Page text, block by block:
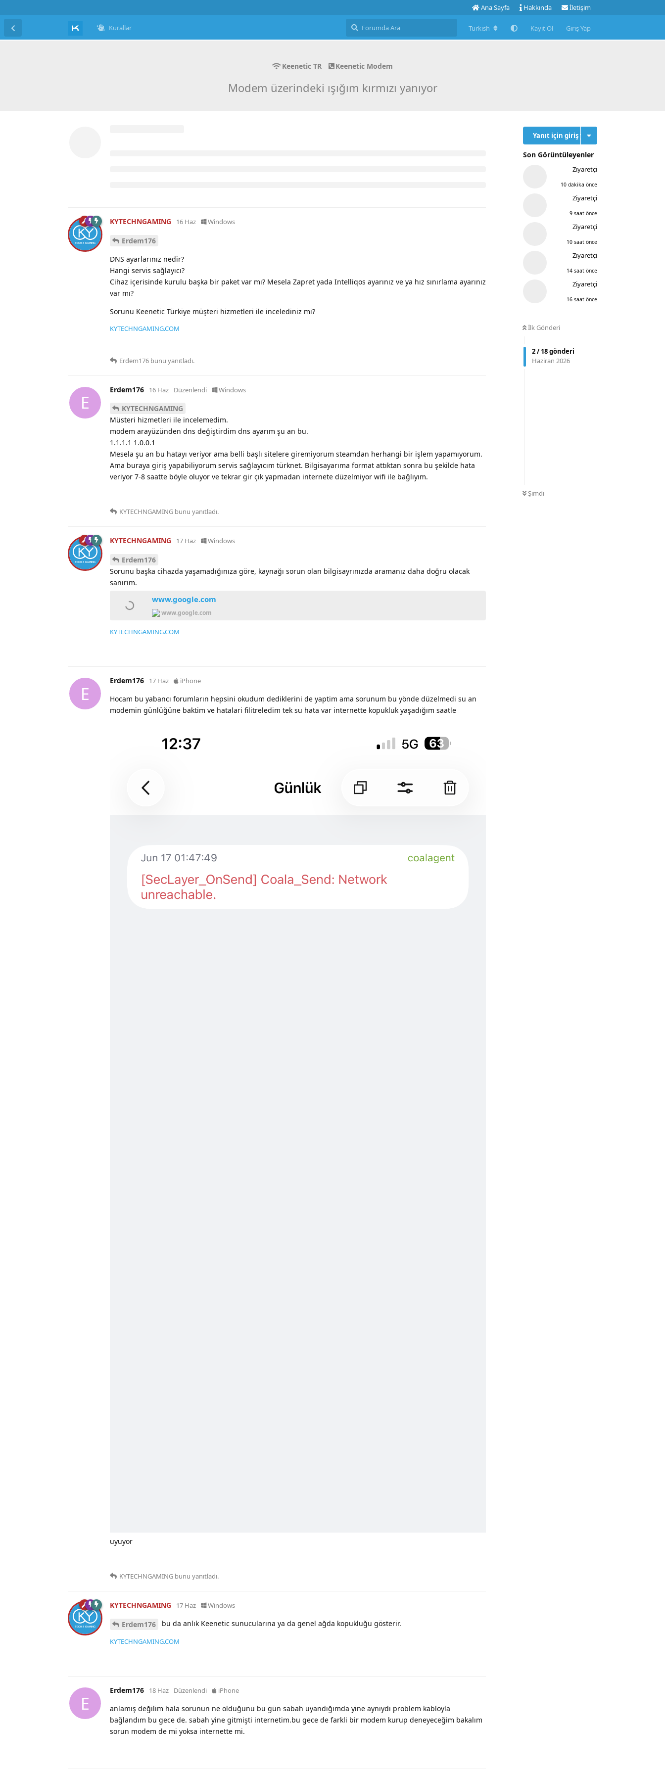
Ana Sayfa Hakkında İletişim
Kurallar Turkish Kayıt Ol Giriş Yap
Keenetic TR Keenetic Modem
Modem üzerindeki ışığım kırmızı yanıyor
Yanıt için giriş yap
Son Görüntüleyenler
Ziyaretçi
10 dakika önce
Ziyaretçi
9 saat önce
Ziyaretçi
10 saat önce
Ziyaretçi
14 saat önce
Ziyaretçi
16 saat önce
İlk Gönderi
2/18gönderi
Haziran 2026
Şimdi
KYTECHNGAMING 16 Haz Windows
Erdem176
DNS ayarlarınız nedir?
Hangi servis sağlayıcı?
Cihaz içerisinde kurulu başka bir paket var mı? Mesela Zapret yada Intelliqos ayarınız ve ya hız sınırlama ayarınız
var mı?
Sorunu Keenetic Türkiye müşteri hizmetleri ile incelediniz mi?
KYTECHNGAMING.COM
Erdem176 bunu yanıtladı.
E
Erdem176 16 Haz Düzenlendi Windows
KYTECHNGAMING
Müsteri hizmetleri ile incelemedim.
modem arayüzünden dns değiştirdim dns ayarım şu an bu.
1.1.1.1 1.0.0.1
Mesela şu an bu hatayı veriyor ama belli başlı sitelere giremiyorum steamdan herhangi bir işlem yapamıyorum.
Ama buraya giriş yapabiliyorum servis sağlayıcım türknet. Bilgisayarıma format attıktan sonra bu şekilde hata
veriyor 7-8 saatte böyle oluyor ve tekrar gir çık yapmadan internete düzelmiyor wifi ile bağlıyım.
KYTECHNGAMING bunu yanıtladı.
KYTECHNGAMING 17 Haz Windows
Erdem176
Sorunu başka cihazda yaşamadığınıza göre, kaynağı sorun olan bilgisayrınızda aramanız daha doğru olacak
sanırım.
www.google.com
www.google.com
KYTECHNGAMING.COM
E
Erdem176 17 Haz iPhone
Hocam bu yabancı forumların hepsini okudum dediklerini de yaptim ama sorunum bu yönde düzelmedi su an
modemin günlüğüne baktim ve hatalari filitreledim tek su hata var internette kopukluk yaşadığım saatle
uyuyor
KYTECHNGAMING bunu yanıtladı.
KYTECHNGAMING 17 Haz Windows
Erdem176 bu da anlık Keenetic sunucularına ya da genel ağda kopukluğu gösterir.
KYTECHNGAMING.COM
E
Erdem176 18 Haz Düzenlendi iPhone
anlamış değilim hala sorunun ne olduğunu bu gün sabah uyandığımda yine aynıydı problem kabloyla
bağlandım bu gece de. sabah yine gitmişti internetim.bu gece de farkli bir modem kurup deneyeceğim bakalım
sorun modem de mi yoksa internette mi.